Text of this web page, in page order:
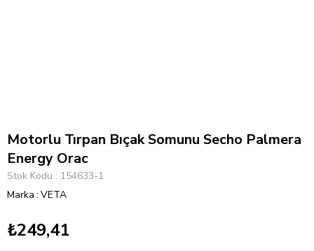
Motorlu Tırpan Bıçak Somunu Secho Palmera
Energy Orac
Stok Kodu
154633-1
Marka : VETA
₺249,41